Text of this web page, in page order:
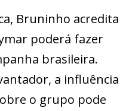
Bruninho acredita
poderá fazer
brasileira.
a influência
o grupo pode